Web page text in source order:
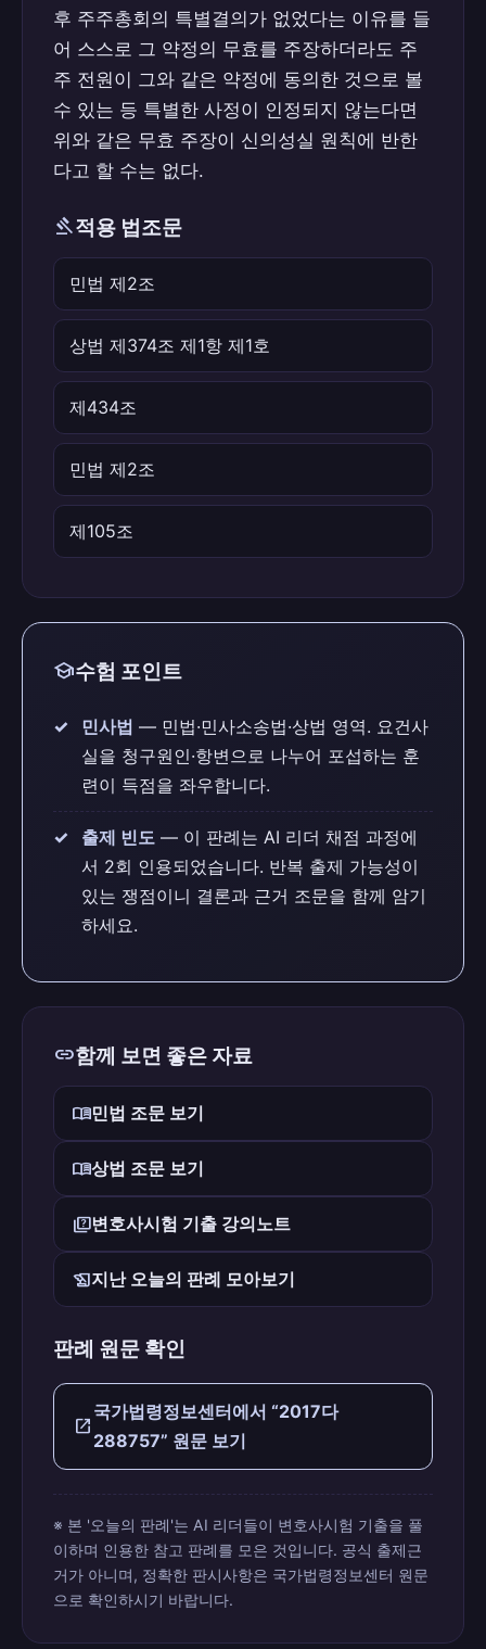
후 주주총회의 특별결의가 없었다는 이유를 들
어 스스로 그 약정의 무효를 주장하더라도 주
주 전원이 그와 같은 약정에 동의한 것으로 볼
수 있는 등 특별한 사정이 인정되지 않는다면
위와 같은 무효 주장이 신의성실 원칙에 반한
다고 할 수는 없다.
gavel적용 법조문
민법 제2조
상법 제374조 제1항 제1호
제434조
민법 제2조
제105조
school수험 포인트
민사법 — 민법·민사소송법·상법 영역. 요건사
실을 청구원인·항변으로 나누어 포섭하는 훈
련이 득점을 좌우합니다.
출제 빈도 — 이 판례는 AI 리더 채점 과정에
서 2회 인용되었습니다. 반복 출제 가능성이
있는 쟁점이니 결론과 근거 조문을 함께 암기
하세요.
link함께 보면 좋은 자료
menu_book민법 조문 보기
menu_book상법 조문 보기
quiz변호사시험 기출 강의노트
history_edu지난 오늘의 판례 모아보기
판례 원문 확인
open_in_new
국가법령정보센터에서 “2017다
288757” 원문 보기
※ 본 '오늘의 판례'는 AI 리더들이 변호사시험 기출을 풀
이하며 인용한 참고 판례를 모은 것입니다. 공식 출제근
거가 아니며, 정확한 판시사항은 국가법령정보센터 원문
으로 확인하시기 바랍니다.